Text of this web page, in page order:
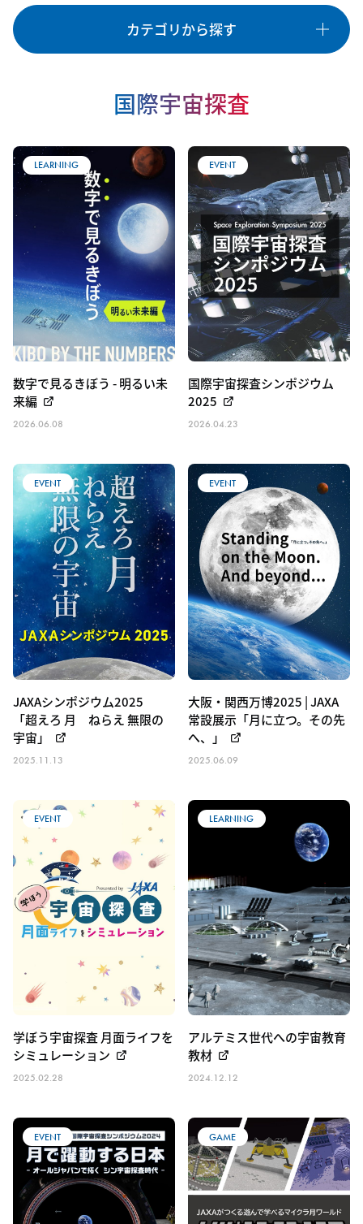
カテゴリから探す
LEARNING
「きぼう」日本実験棟
国際宇宙ステーション
宇宙のしごと
宇宙のくらし その他
国際宇宙探査
LEARNING
数字で見るきぼう - 明るい未
来編
2026.06.08
EVENT
国際宇宙探査シンポジウム
2025
2026.04.23
EVENT
JAXAシンポジウム2025
「超えろ 月 ねらえ 無限の
宇宙」
2025.11.13
EVENT
大阪・関西万博2025 | JAXA
常設展示「月に立つ。その先
へ、」
2025.06.09
EVENT
学ぼう宇宙探査 月面ライフを
シミュレーション
2025.02.28
LEARNING
アルテミス世代への宇宙教育
教材
2024.12.12
EVENT GAME